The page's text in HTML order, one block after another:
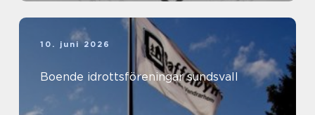
10. juni 2026
Boende idrottsföreningar sundsvall